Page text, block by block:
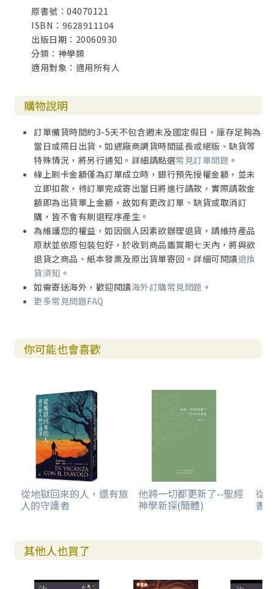
原書號：04070121
ISBN：9628911104
出版日期：20060930
分類：神學類
適用對象：適用所有人
購物說明
訂單備貨時間約3-5天不包含週末及國定假日，庫存足夠為
當日或隔日出貨，如遇廠商調貨時間延長或絕版、缺貨等
特殊情況，將另行通知。詳細請點選常見訂單問題 。
線上刷卡金額僅為訂單成立時，銀行預先授權金額，並未
立即扣款，待訂單完成寄出當日將進行請款，實際請款金
額即為出貨單上金額，故如有更改訂單、缺貨或取消訂
購，皆不會有刷退程序產生。
為維護您的權益，如因個人因素欲辦理退貨，請維持產品
原狀並依原包裝包好，於收到商品鑑賞期七天內，將與欲
退貨之商品、紙本發票及原出貨單寄回。詳細可閱讀退換
貨須知 。
如需寄送海外，歡迎閱讀海外訂購常見問題 。
更多常見問題FAQ
你可能也會喜歡
從地獄回來的人，還有旅
人的守護者
他將一切都更新了--聖經
神學新探(簡體)
從
書
其他人也買了